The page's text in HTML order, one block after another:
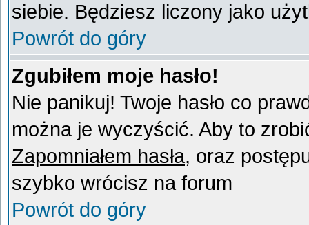
siebie. Będziesz liczony jako
Powrót do góry
Zgubiłem moje hasło!
Nie panikuj! Twoje hasło co
można je wyczyścić. Aby to
Zapomniałem hasła, oraz
szybko wrócisz na forum
Powrót do góry